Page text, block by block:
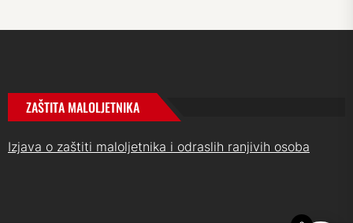
ZAŠTITA MALOLJETNIKA
Izjava o zaštiti maloljetnika i odraslih ranjivih osoba